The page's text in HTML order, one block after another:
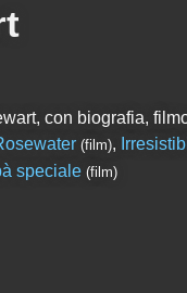
con biografia,
(film),
speciale (film)